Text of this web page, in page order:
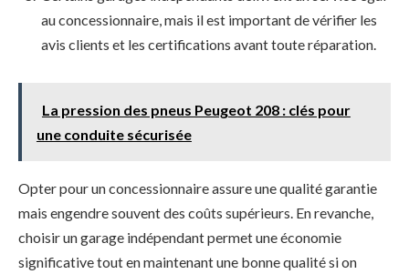
au concessionnaire, mais il est important de vérifier les
avis clients et les certifications avant toute réparation.
La pression des pneus Peugeot 208 : clés pour
une conduite sécurisée
Opter pour un concessionnaire assure une qualité garantie
mais engendre souvent des coûts supérieurs. En revanche,
choisir un garage indépendant permet une économie
significative tout en maintenant une bonne qualité si on